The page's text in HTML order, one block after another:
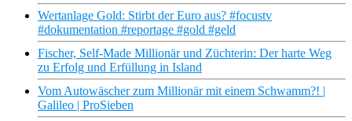
Wertanlage Gold: Stirbt der Euro aus? #focustv
#dokumentation #reportage #gold #geld
Fischer, Self-Made Millionär und Züchterin: Der harte Weg
zu Erfolg und Erfüllung in Island
Vom Autowäscher zum Millionär mit einem Schwamm?! |
Galileo | ProSieben